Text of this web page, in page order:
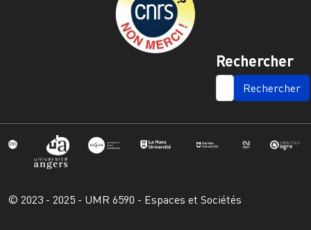
Rechercher
SEARCH
© 2023 - 2025 - UMR 6590 - Espaces et Sociétés